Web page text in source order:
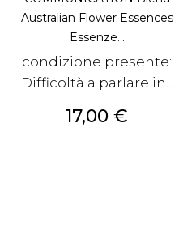
Australian Flower Essences
Essenze...
condizione presente:
Difficoltà a parlare in...
Prezzo
17,00 €